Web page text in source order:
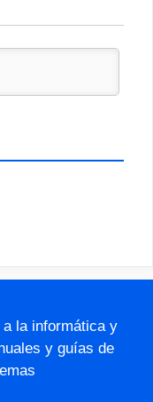
a la informática y
y guías de